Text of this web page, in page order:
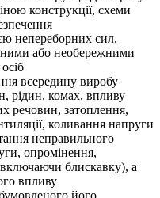
конструкції, схеми
непереборних сил,
або необережними
всередину виробу
рідин, комах, впливу
речовин, затоплення,
коливання напруги
неправильного
опромінення,
блискавку), а
впливу
його